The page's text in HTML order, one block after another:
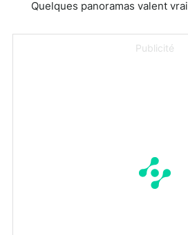
Quelques panoramas valent
Publicité